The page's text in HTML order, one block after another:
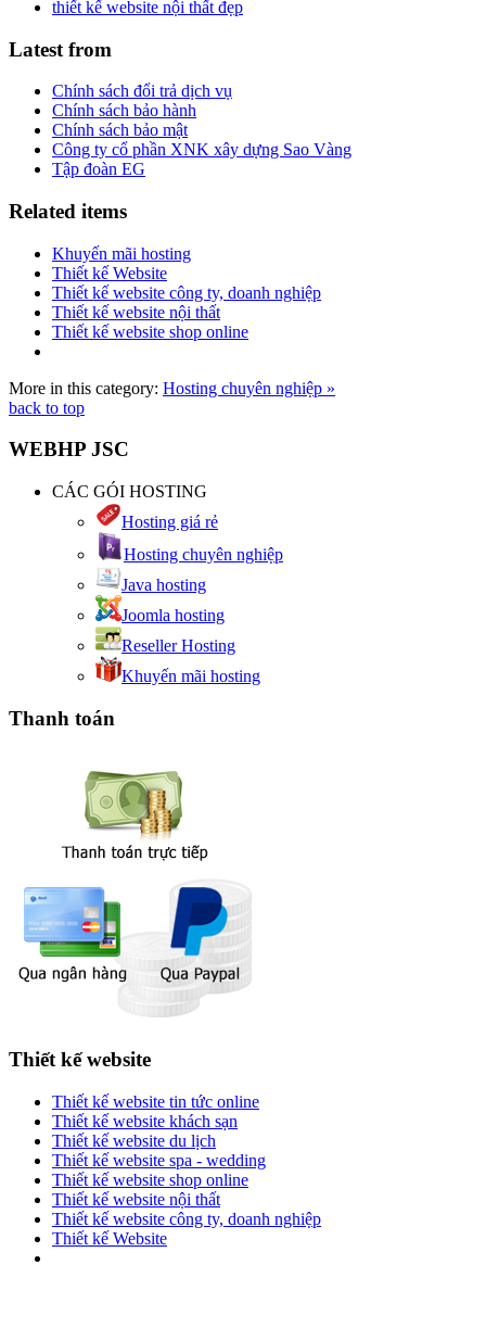
thiết kế website nội thất đẹp
Latest from
Chính sách đổi trả dịch vụ
Chính sách bảo hành
Chính sách bảo mật
Công ty cổ phần XNK xây dựng Sao Vàng
Tập đoàn EG
Related items
Khuyến mãi hosting
Thiết kế Website
Thiết kế website công ty, doanh nghiệp
Thiết kế website nội thất
Thiết kế website shop online
More in this category: Hosting chuyên nghiệp »
back to top
WEBHP JSC
CÁC GÓI HOSTING
Hosting giá rẻ
Hosting chuyên nghiệp
Java hosting
Joomla hosting
Reseller Hosting
Khuyến mãi hosting
Thanh toán
Thiết kế website
Thiết kế website tin tức online
Thiết kế website khách sạn
Thiết kế website du lịch
Thiết kế website spa - wedding
Thiết kế website shop online
Thiết kế website nội thất
Thiết kế website công ty, doanh nghiệp
Thiết kế Website